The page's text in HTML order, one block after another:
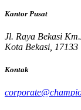
Kantor Pusat
Jl. Raya Bekasi
Kota Bekasi, 17133
Kontak